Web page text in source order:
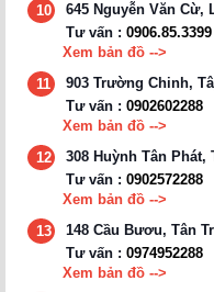
10
645 Nguyễn Văn Cừ,
Tư vấn : 0906.85.3399
Xem bản đồ -->
11
903 Trường Chinh,
Tư vấn : 0902602288
Xem bản đồ -->
12
308 Huỳnh Tân Phát,
Tư vấn : 0902572288
Xem bản đồ -->
13
148 Cầu Bươu, Tân
Tư vấn : 0974952288
Xem bản đồ -->